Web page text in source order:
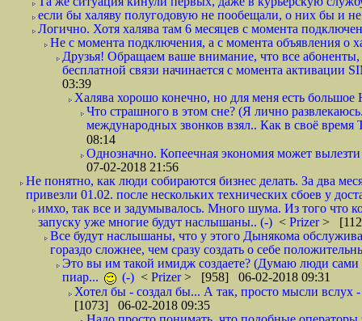
если бы халяву полугодовую не пообещали, о них бы и
Логично. Хотя халява там 6 месяцев с момента
Не с момента подключения, а с момента объявления о
Друзья! Обращаем ваше внимание, что все
бесплатной связи начинается с момента
03:39
Халява хорошо конечно, но для меня есть
Что страшного в этом сне? (Я лично
международных звонков взял.. Как в своё
08:14
Однозначно. Копеечная экономия может
07-02-2018 21:56
Не понятно, как люди собираются бизнес делать. За два
привезли 01.02. после нескольких технических сбоев у
имхо, так все и задумывалось. Много шума. Из того что
запуску уже многие будут наслышаны.. (-) < Prizer>
Все будут наслышаны, что у этого Дынякома
гораздо сложнее, чем сразу создать о себе
Это вы им такой имидж создаете? (Думаю люди сами
пиар...
(-) < Prizer> [958] 06-02-2018 09:31
Хотел бы - создал бы... А так, просто мысли вслух
[1073] 06-02-2018 09:35